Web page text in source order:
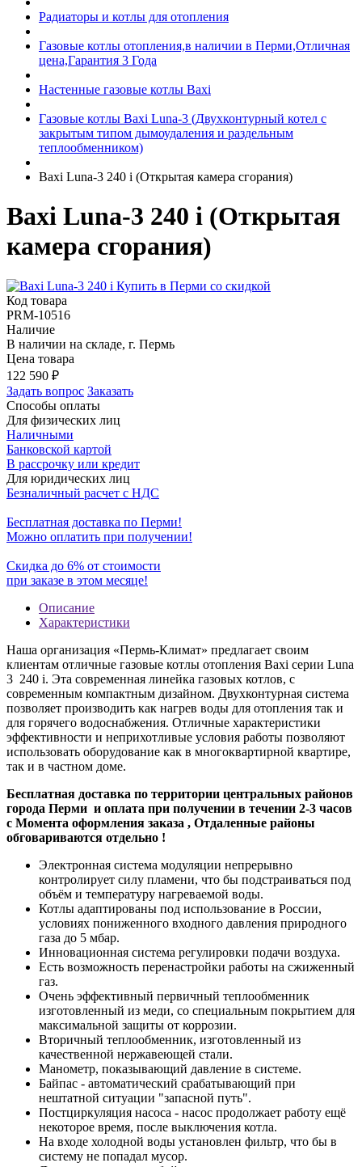
Радиаторы и котлы для отопления
Газовые котлы отопления,в наличии в Перми,Отличная
цена,Гарантия 3 Года
Настенные газовые котлы Baxi
Газовые котлы Baxi Luna-3 (Двухконтурный котел с
закрытым типом дымоудаления и раздельным
теплообменником)
Baxi Luna-3 240 i (Открытая камера сгорания)
Baxi Luna-3 240 i (Открытая
камера сгорания)
Код товара
PRM-10516
Наличие
В наличии на складе, г. Пермь
Цена товара
122 590 ₽
Задать вопрос Заказать
Способы оплаты
Для физических лиц
Наличными
Банковской картой
В рассрочку или кредит
Для юридических лиц
Безналичный расчет с НДС
Бесплатная доставка по Перми!
Можно оплатить при получении!
Скидка до 6% от стоимости
при заказе в этом месяце!
Описание
Характеристики
Наша организация «Пермь-Климат» предлагает своим
клиентам отличные газовые котлы отопления Baxi серии Luna
3 240 i. Эта современная линейка газовых котлов, с
современным компактным дизайном. Двухконтурная система
позволяет производить как нагрев воды для отопления так и
для горячего водоснабжения. Отличные характеристики
эффективности и неприхотливые условия работы позволяют
использовать оборудование как в многоквартирной квартире,
так и в частном доме.
Бесплатная доставка по территории центральных районов
города Перми и оплата при получении в течении 2-3 часов
с Момента оформления заказа , Отдаленные районы
обговариваются отдельно !
Электронная система модуляции непрерывно
контролирует силу пламени, что бы подстраиваться под
объём и температуру нагреваемой воды.
Котлы адаптированы под использование в России,
условиях пониженного входного давления природного
газа до 5 мбар.
Инновационная система регулировки подачи воздуха.
Есть возможность перенастройки работы на сжиженный
газ.
Очень эффективный первичный теплообменник
изготовленный из меди, со специальным покрытием для
максимальной защиты от коррозии.
Вторичный теплообменник, изготовленный из
качественной нержавеющей стали.
Манометр, показывающий давление в системе.
Байпас - автоматический срабатывающий при
нештатной ситуации "запасной путь".
Постциркуляция насоса - насос продолжает работу ещё
некоторое время, после выключения котла.
На входе холодной воды установлен фильтр, что бы в
систему не попадал мусор.